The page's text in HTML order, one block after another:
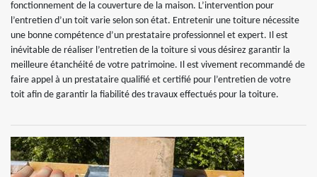
fonctionnement de la couverture de la maison. L’intervention pour
l’entretien d’un toit varie selon son état. Entretenir une toiture nécessite
une bonne compétence d’un prestataire professionnel et expert. Il est
inévitable de réaliser l’entretien de la toiture si vous désirez garantir la
meilleure étanchéité de votre patrimoine. Il est vivement recommandé de
faire appel à un prestataire qualifié et certifié pour l’entretien de votre
toit afin de garantir la fiabilité des travaux effectués pour la toiture.